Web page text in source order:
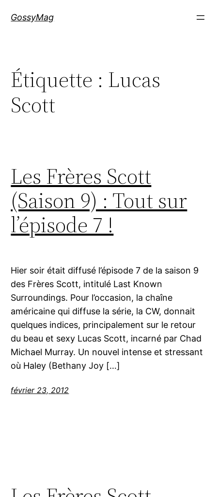
GossyMag
Étiquette : Lucas
Scott
Les Frères Scott
(Saison 9) : Tout sur
l’épisode 7 !
Hier soir était diffusé l’épisode 7 de la saison 9
des Frères Scott, intitulé Last Known
Surroundings. Pour l’occasion, la chaîne
américaine qui diffuse la série, la CW, donnait
quelques indices, principalement sur le retour
du beau et sexy Lucas Scott, incarné par Chad
Michael Murray. Un nouvel intense et stressant
où Haley (Bethany Joy […]
février 23, 2012